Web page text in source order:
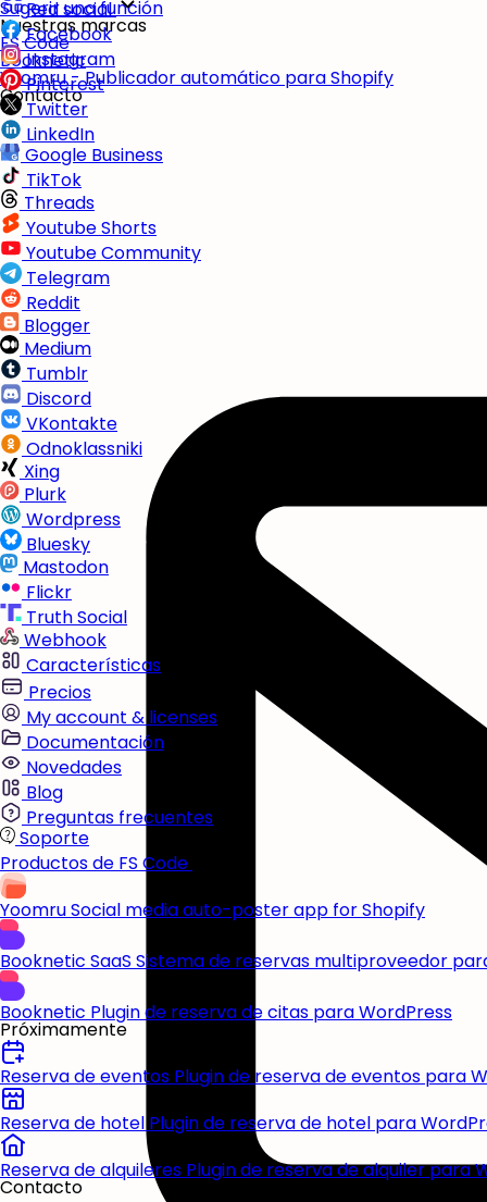
Red social
Facebook
Instagram
Pinterest
Twitter
LinkedIn
Google Business
TikTok
Threads
Youtube Shorts
Youtube Community
Telegram
Reddit
Blogger
Medium
Tumblr
Discord
VKontakte
Odnoklassniki
Xing
Plurk
Wordpress
Bluesky
Mastodon
Flickr
Truth Social
Webhook
Características
Precios
My account & licenses
Documentación
Novedades
Blog
Preguntas frecuentes
Soporte
Productos de FS Code
YoomruSocial media auto-poster app for Shopify
Booknetic SaaS Sistema de reservas multiproveedor
Booknetic Plugin de reserva de citas para WordPress
Próximamente
Reserva de eventos Plugin de reserva de eventos para
Reserva de hotel Plugin de reserva de hotel para
Reserva de alquileres Plugin de reserva de alquiler para
Contacto
Sugerir una función
Nuestras marcas
FS Code
Booknetic
Yoomru - Publicador automático para Shopify
Contacto